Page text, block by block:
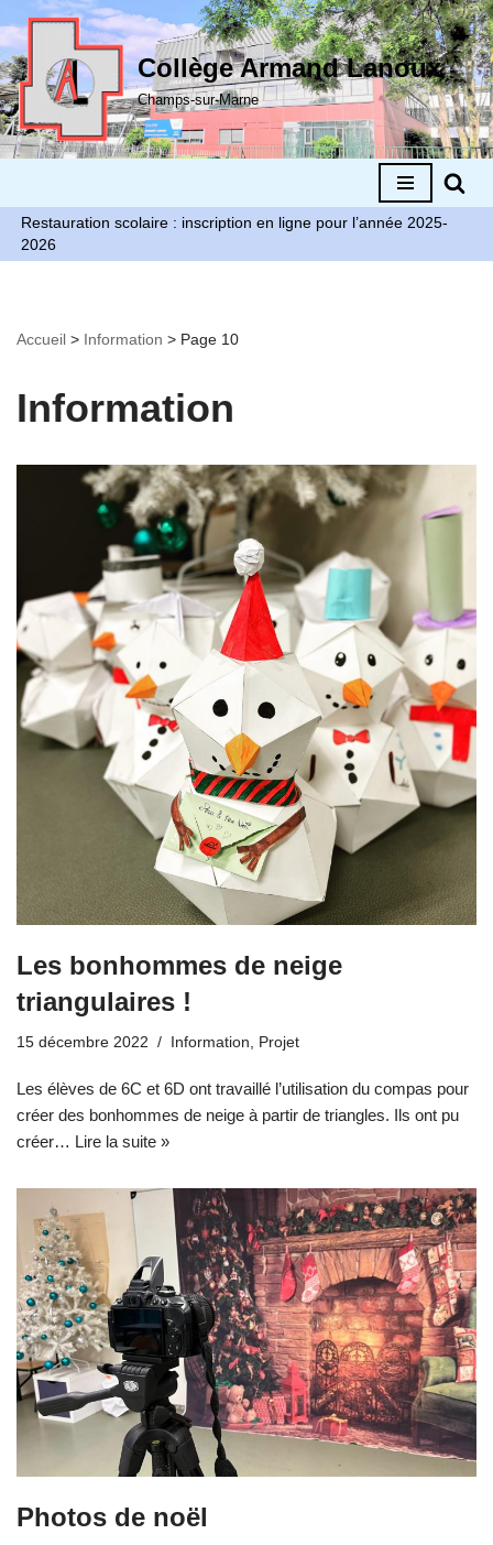
Aller
au
contenu
Collège Armand Lanoux
Champs-sur-Marne
Restauration scolaire : inscription en ligne pour l’année 2025-
2026
Accueil > Information > Page 10
Information
Les bonhommes de neige
triangulaires !
15 décembre 2022 Information Projet
Les élèves de 6C et 6D ont travaillé l’utilisation du compas pour
créer des bonhommes de neige à partir de triangles. Ils ont pu
créer… Lire la suite »
Photos de noël